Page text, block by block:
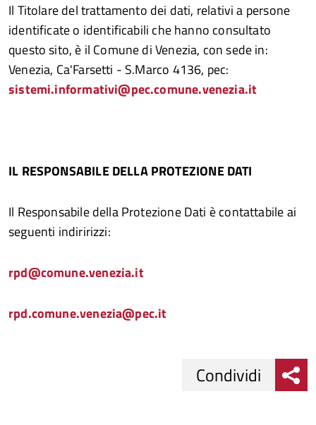
Il Titolare del trattamento dei dati, relativi a persone
identificate o identificabili che hanno consultato
questo sito, è il Comune di Venezia, con sede in:
Venezia, Ca'Farsetti - S.Marco 4136, pec:
sistemi.informativi@pec.comune.venezia.it
IL RESPONSABILE DELLA PROTEZIONE DATI
Il Responsabile della Protezione Dati è contattabile ai
seguenti indiririzzi:
rpd@comune.venezia.it
rpd.comune.venezia@pec.it
Condividi